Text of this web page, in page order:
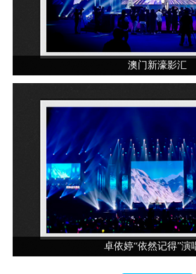
澳门新濠影汇
卓依婷“依然记得”演